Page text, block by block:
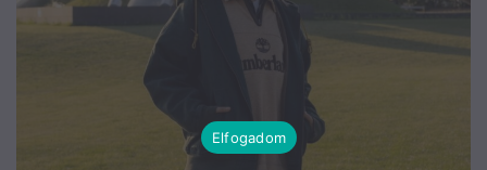
Elfogadom